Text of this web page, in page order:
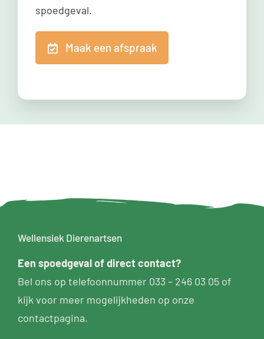
spoedgeval.
Maak een afspraak
Wellensiek Dierenartsen
Een spoedgevalof direct contact?
Bel ons op telefoonnummer 033 – 246 03 05 of
kijk voor meer mogelijkheden op onze
contactpagina.